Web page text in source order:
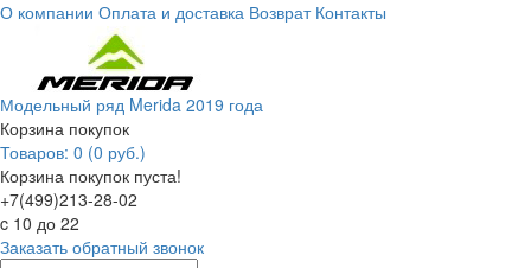
О компании Оплата и доставка Возврат Контакты
Модельный ряд Merida 2019 года
Корзина покупок
Товаров: 0 (0 руб.)
Корзина покупок пуста!
+7(499)213-28-02
c 10 до 22
Заказать обратный звонок